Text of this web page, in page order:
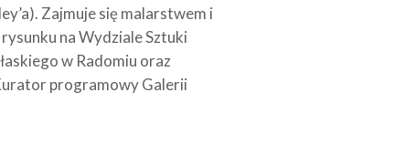
Zajmuje się malarstwem i
na Wydziale Sztuki
w Radomiu oraz
programowy Galerii